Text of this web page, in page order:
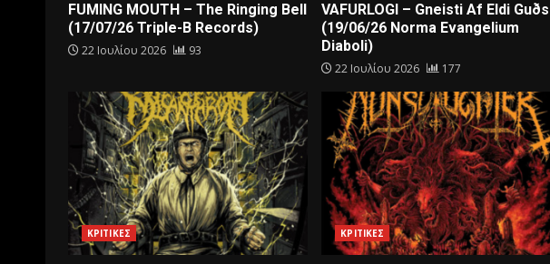
FUMING MOUTH – The Ringing Bell
(17/07/26 Triple-B Records)
22 Ιουλίου 2026 93
VAFURLOGI – Gneisti Af Eldi Guðs
(19/06/26 Norma Evangelium
Diaboli)
22 Ιουλίου 2026 177
ΚΡΙΤΙΚΕΣ ΚΡΙΤΙΚΕΣ